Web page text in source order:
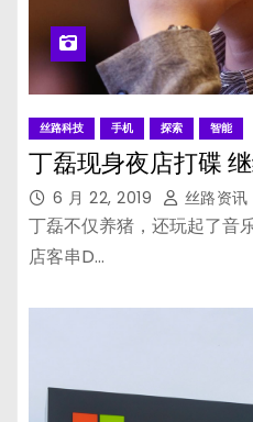
丝路科技 手机 探索 智能
丁磊现身夜店打碟
6 月 22, 2019 丝路资讯
丁磊不仅养猪，还玩起了音
店客串D…